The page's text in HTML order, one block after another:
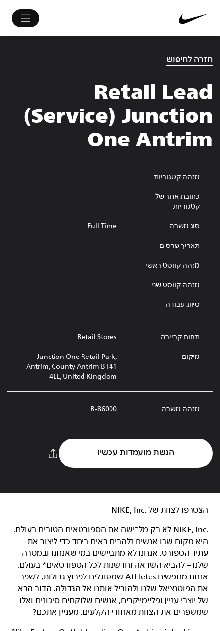
חזרה לחיפוש
Retail Lead
(Service) Junction
One Antrim
מזהה קטגוריות
כתובת אתר של
קטגוריות
סוג משרה Full Time
תאריך פרסום
מזהה קווסט ראשי
מזהה קווסט שני
סיווג עבודה
תחום קריירה Retail Stores
מיקום
Junction One Retail Park,
Antrim, County Antrim BT41
4LL, United Kingdom
מזהה משרה R-86000
הגשת מועמדות עכשיו
הצטרפו לצוות של NIKE, Inc.‎‏
NIKE, Inc.‎ לא רק מלבישה את הספורטאים הטובים בעולם.
היא מקום שבו אנשים נלהבים באים ביחד כדי ליצור את
עתיד הספורט. אנחנו לא מתביישים במי שאנחנו ובמטרה
שלנו – להביא השראה וחדשנות לכל הספורטאים* בעולם.
אנחנו מחפשים Athletes שמסוגלים לפרוץ גבולות, לשפר
את הפוטנציאל שלנו ולהוביל אותנו אל הַגְּדוּלָה. הדור הבא
של יוצרי עניין ופליימייקרים, אנשים שלוקחים סיכונים ואלו
שמשפרים את הצוות מאחורי הקלעים. מעניין אתכם?